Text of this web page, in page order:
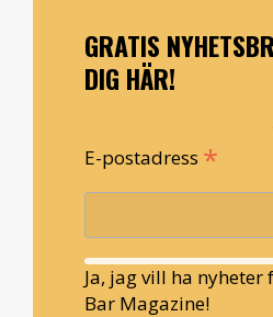
GRATIS
DIG HÄR!
E-postadress *
Ja, jag vill ha nyheter
Bar Magazine!